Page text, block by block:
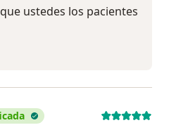
ustedes los pacientes